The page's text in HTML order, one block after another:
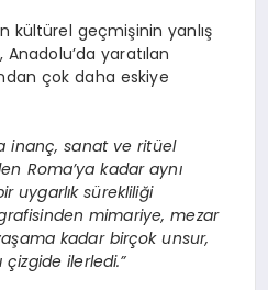
kültürel geçmişinin yanlış
Anadolu’da yaratılan
çok daha eskiye
inanç, sanat ve ritüel
Roma’ya kadar aynı
uygarlık sürekliliği
mimariye, mezar
kadar birçok unsur,
ilerledi.”